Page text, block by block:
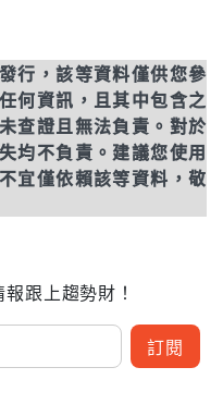
行，該等資料僅供您參
何資訊，且其中包含之
查證且無法負責。對於
均不負責。建議您使用
宜僅依賴該等資料，敬
跟上趨勢財！
訂閱